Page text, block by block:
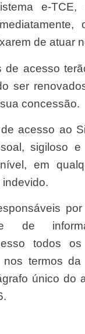
e-TCE,
de atuar
ser
concessão.
sigiloso e
em
de
todos
nos termos da
único do